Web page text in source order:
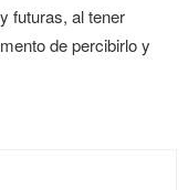
futuras, al tener
de percibirlo y